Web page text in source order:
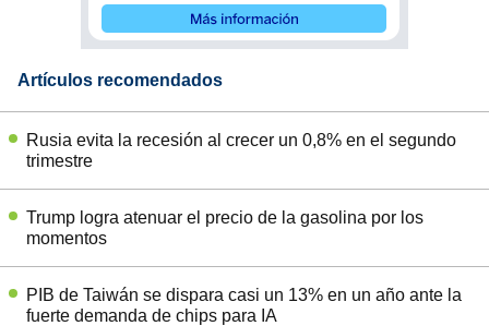
Artículos recomendados
Rusia evita la recesión al crecer un 0,8% en el segundo
trimestre
Trump logra atenuar el precio de la gasolina por los
momentos
PIB de Taiwán se dispara casi un 13% en un año ante la
fuerte demanda de chips para IA